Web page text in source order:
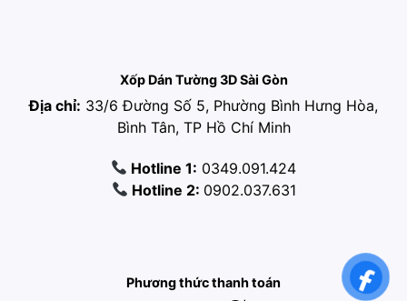
Xốp Dán Tường 3D Sài Gòn
Địa chỉ: 33/6 Đường Số 5, Phường Bình Hưng Hòa,
Bình Tân, TP Hồ Chí Minh
Hotline 1: 0349.091.424
Hotline 2: 0902.037.631
Phương thức thanh toán